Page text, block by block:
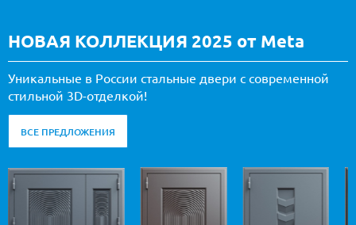
НОВАЯ КОЛЛЕКЦИЯ 2025 от Meta
Уникальные в России стальные двери с современной
стильной 3D-отделкой!
ВСЕ ПРЕДЛОЖЕНИЯ